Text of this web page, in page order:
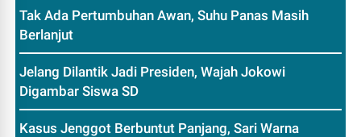
Tak Ada Pertumbuhan Awan, Suhu Panas Masih
Berlanjut
Jelang Dilantik Jadi Presiden, Wajah Jokowi
Digambar Siswa SD
Kasus Jenggot Berbuntut Panjang, Sari Warna